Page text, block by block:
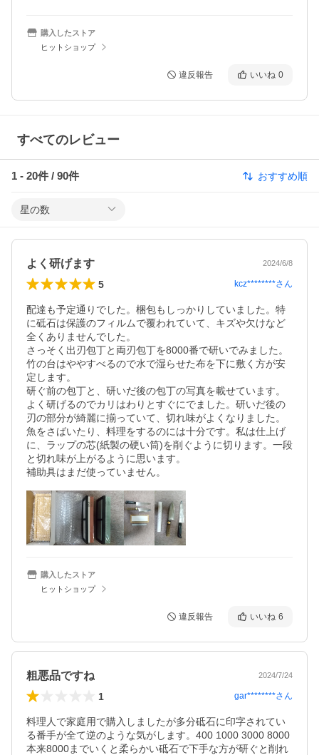
購入したストア
ヒットショップ
違反報告 いいね 0
すべてのレビュー
1 - 20件 / 90件 おすすめ順
星の数
よく研げます 2024/6/8
5 kcz********さん
配達も予定通りでした。梱包もしっかりしていました。特
に砥石は保護のフィルムで覆われていて、キズや欠けなど
全くありませんでした。
さっそく出刃包丁と両刃包丁を8000番で研いでみました。
竹の台はややすべるので水で湿らせた布を下に敷く方が安
定します。
研ぐ前の包丁と、研いだ後の包丁の写真を載せています。
よく研げるのでカリはわりとすぐにでました。研いだ後の
刃の部分が綺麗に揃っていて、切れ味がよくなりました。
魚をさばいたり、料理をするのには十分です。私は仕上げ
に、ラップの芯(紙製の硬い筒)を削ぐように切ります。一段
と切れ味が上がるように思います。
補助具はまだ使っていません。
購入したストア
ヒットショップ
違反報告 いいね 6
粗悪品ですね 2024/7/24
1 gar********さん
料理人で家庭用で購入しましたが多分砥石に印字されてい
る番手が全て逆のような気がします。400 1000 3000 8000
本来8000までいくと柔らかい砥石で下手な方が研ぐと削れ